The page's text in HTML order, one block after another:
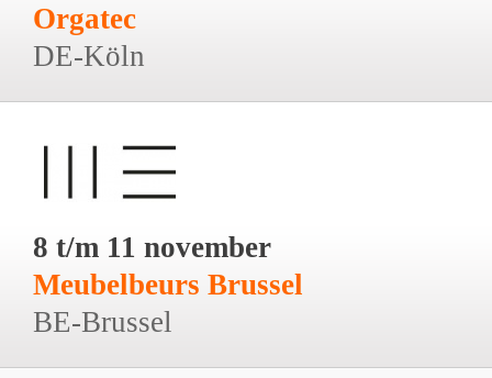
Orgatec
DE-Köln
8 t/m 11 november
Meubelbeurs Brussel
BE-Brussel